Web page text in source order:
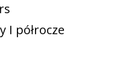
I półrocze